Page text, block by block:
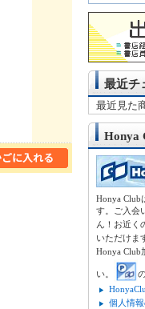
最近チ
最近見た
Honya
Honya Club
す。ご入会
ん！お近く
いただけま
Honya Club
い。
個人情